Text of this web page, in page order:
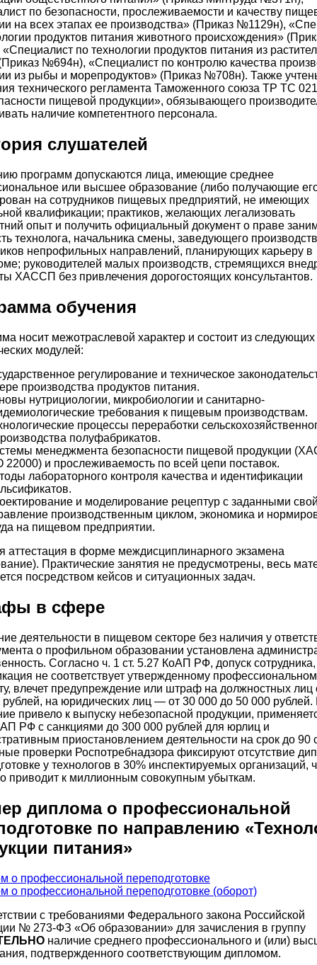
по безопасности, прослеживаемости и качеству
на всех этапах ее производства» (Приказ №1129н),
продуктов питания животного происхождения»
по технологии продуктов питания из
№694н), «Специалист по контролю качества
из рыбы и морепродуктов» (Приказ №708н). Также
технического регламента Таможенного союза ТР ТС
пищевой продукции», обязывающего
наличие компетентного персонала.
слушателей
программ допускаются лица, имеющие среднее
или высшее образование (либо получающие
на сотрудников пищевых предприятий, не имеющих
квалификации; практиков, желающих легализовать
опыт и получить официальный документ о праве
технолога, начальника смены, заведующего
непрофильных направлений, планирующих карьеру в
руководителей малых производств, стремящихся
ХАССП без привлечения дорогостоящих консультантов.
обучения
носит межотраслевой характер и состоит из следующих
модулей:
регулирование и техническое
производства продуктов питания.
нутрициологии, микробиологии и санитарно-
требования к пищевым производствам.
процессы переработки
полуфабрикатов.
менеджмента безопасности пищевой продукции
22000) и прослеживаемость по всей цепи поставок.
лабораторного контроля качества и идентификации
и моделирование рецептур с заданными
производственным циклом, экономика и
на пищевом предприятии.
аттестация в форме междисциплинарного экзамена
Практические занятия не предусмотрены, весь
посредством кейсов и ситуационных задач.
в сфере
деятельности в пищевом секторе без наличия у
о профильном образовании установлена
Согласно ч. 1 ст. 5.27 КоАП РФ, допуск
не соответствует утвержденному
влечет предупреждение или штраф на должностных лиц
рублей, на юридических лиц — от 30 000 до 50 000 рублей.
привело к выпуску небезопасной продукции,
РФ с санкциями до 300 000 рублей для юрлиц и
приостановлением деятельности на срок до 90
проверки Роспотребнадзора фиксируют отсутствие
у технологов в 30% инспектируемых организаций,
приводит к миллионным совокупным убыткам.
диплома о профессиональной
по направлению
питания»
с требованиями Федерального закона Российской
№ 273-ФЗ «Об образовании» для зачисления в группу
наличие среднего профессионального и (или)
подтвержденного соответствующим дипломом.